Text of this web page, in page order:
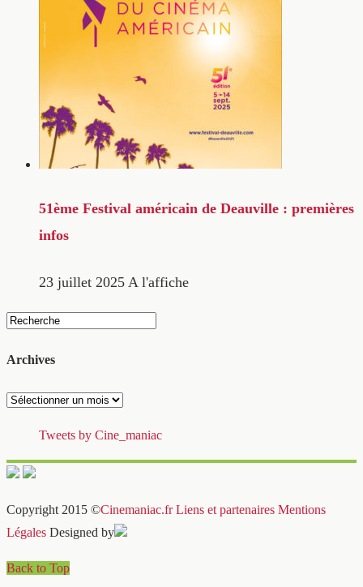
51ème Festival américain de Deauville : premières
infos
23 juillet 2025 A l'affiche
Archives
Archives
Tweets by Cine_maniac
Copyright 2015 ©Cinemaniac.fr Liens et partenaires Mentions
Légales Designed by
Back to Top